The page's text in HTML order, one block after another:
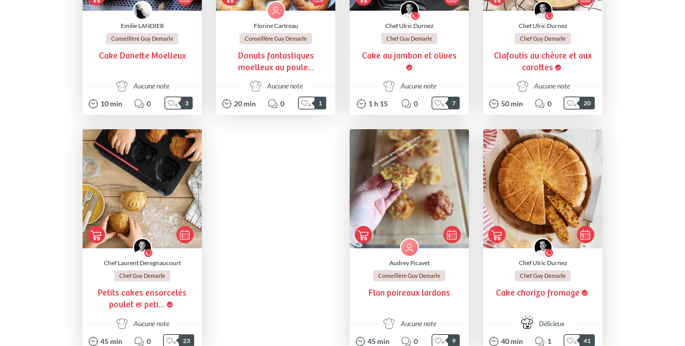
Emilie LANDIER
Conseillère Guy Demarle
Cake Danette Moelleux
Aucune note
10 min 0 3
Florine Cartreau
Conseillère Guy Demarle
Donuts fantastiques
moelleux au poule...
Aucune note
20 min 0 1
Chef Ulric Durnez
Chef Guy Demarle
Cake au jambon et olives
Aucune note
1 h 15 0 7
Chef Ulric Durnez
Chef Guy Demarle
Clafoutis au chèvre et aux
carottes
Aucune note
50 min 0 20
Chef Laurent Deregnaucourt
Chef Guy Demarle
Petits cakes ensorcelés
poulet & peti...
Aucune note
45 min 0 23
Audrey Picavet
Conseillère Guy Demarle
Flan poireaux lardons
Aucune note
45 min 0 9
Chef Ulric Durnez
Chef Guy Demarle
Cake chorizo fromage
Délicieux
40 min 1 41